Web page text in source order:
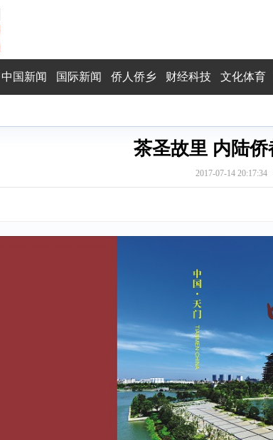
中国新闻 国际新闻 侨人侨乡 财经科技 文化体育
茶圣故里 内陆
2017-07-14